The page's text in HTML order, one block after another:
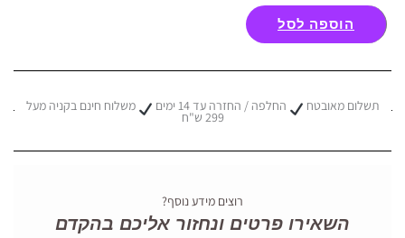
הוספה לסל
תשלום מאובטח החלפה / החזרה עד 14 ימים משלוח חינם בקניה מעל
299 ש"ח
רוצים מידע נוסף?
השאירו פרטים ונחזור אליכם בהקדם